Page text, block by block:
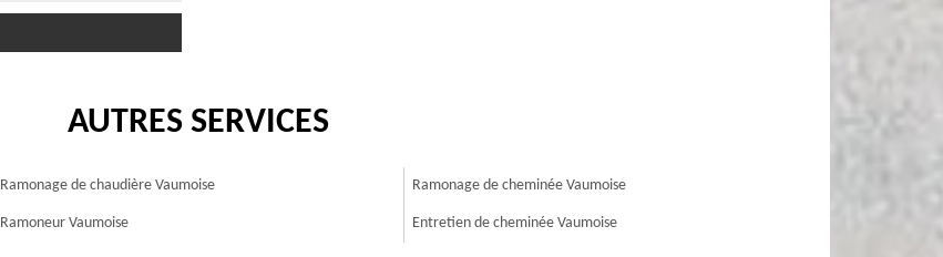
AUTRES SERVICES
Ramonage de chaudière Vaumoise
Ramoneur Vaumoise
Ramonage de cheminée Vaumoise
Entretien de cheminée Vaumoise